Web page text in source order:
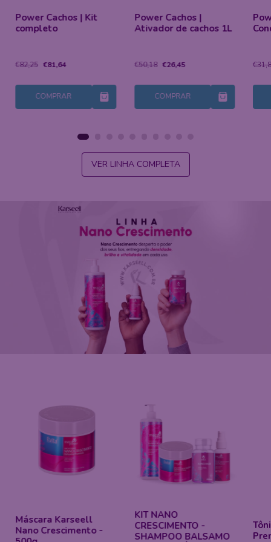
Power Cachos | Kit
completo
€82,25 €81,64
COMPRAR
Power Cachos |
Ativador de cachos 1L
€50,18 €26,45
COMPRAR
VER LINHA COMPLETA
Máscara Karseell
Nano Crescimento -
KIT NANO
CRESCIMENTO -
SHAMPOO BALSAMO